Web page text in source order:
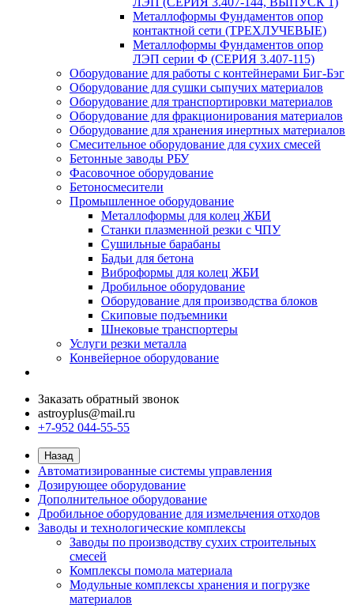
Металлоформы Фундаментов опор
контактной сети (ТРЕХЛУЧЕВЫЕ)
Металлоформы Фундаментов опор
ЛЭП серии Ф (СЕРИЯ 3.407-115)
Оборудование для работы с контейнерами Биг-Бэг
Оборудование для сушки сыпучих материалов
Оборудование для транспортировки материалов
Оборудование для фракционирования материалов
Оборудование для хранения инертных материалов
Смесительное оборудование для сухих смесей
Бетонные заводы РБУ
Фасовочное оборудование
Бетоносмесители
Промышленное оборудование
Металлоформы для колец ЖБИ
Станки плазменной резки с ЧПУ
Сушильные барабаны
Бадьи для бетона
Виброформы для колец ЖБИ
Дробильное оборудование
Оборудование для производства блоков
Скиповые подъемники
Шнековые транспортеры
Услуги резки металла
Конвейерное оборудование
Заказать обратный звонок
astroyplus@mail.ru
+7-952 044-55-55
Назад
Автоматизированные системы управления
Дозирующее оборудование
Дополнительное оборудование
Дробильное оборудование для измельчения отходов
Заводы и технологические комплексы
Заводы по производству сухих строительных
смесей
Комплексы помола материала
Модульные комплексы хранения и погрузке
материалов